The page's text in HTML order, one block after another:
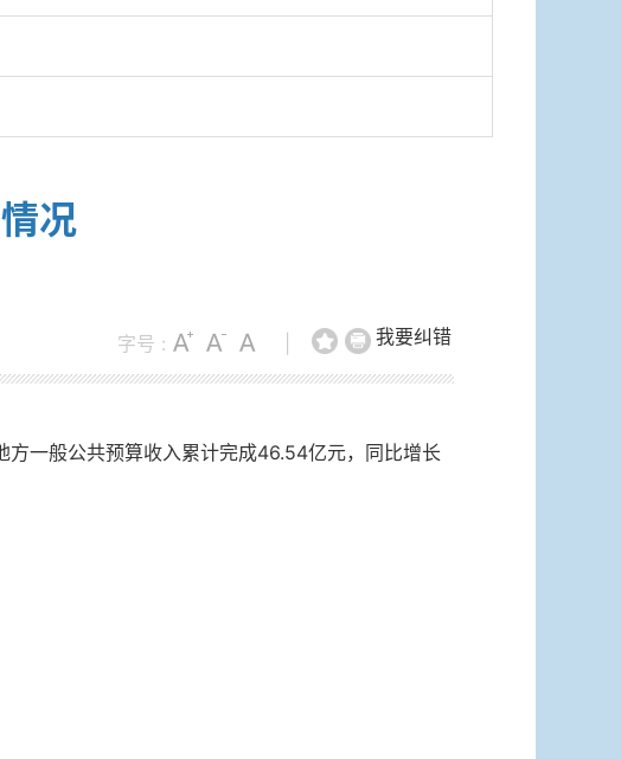
况
我要纠错
字号 :
一般公共预算收入累计完成46.54亿元，同比增长